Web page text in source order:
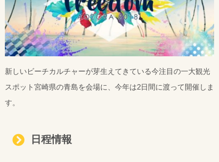
新しいビーチカルチャーが芽生えてきている今注目の一大観光
スポット宮崎県の青島を会場に、今年は2日間に渡って開催しま
す。
日程情報